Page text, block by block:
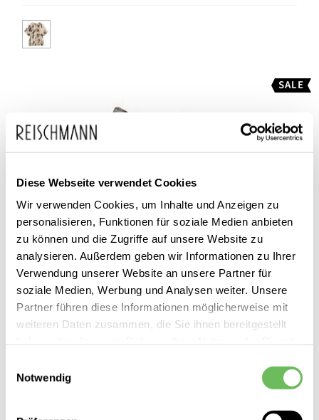
Diese Webseite verwendet Cookies
Wir verwenden Cookies, um Inhalte und Anzeigen zu
personalisieren, Funktionen für soziale Medien anbieten
zu können und die Zugriffe auf unsere Website zu
analysieren. Außerdem geben wir Informationen zu Ihrer
Verwendung unserer Website an unsere Partner für
soziale Medien, Werbung und Analysen weiter. Unsere
Partner führen diese Informationen möglicherweise mit
weiteren Daten zusammen, die Sie ihnen bereitgestellt
Notwendig
SALE
Marc O'Polo
49,99 €